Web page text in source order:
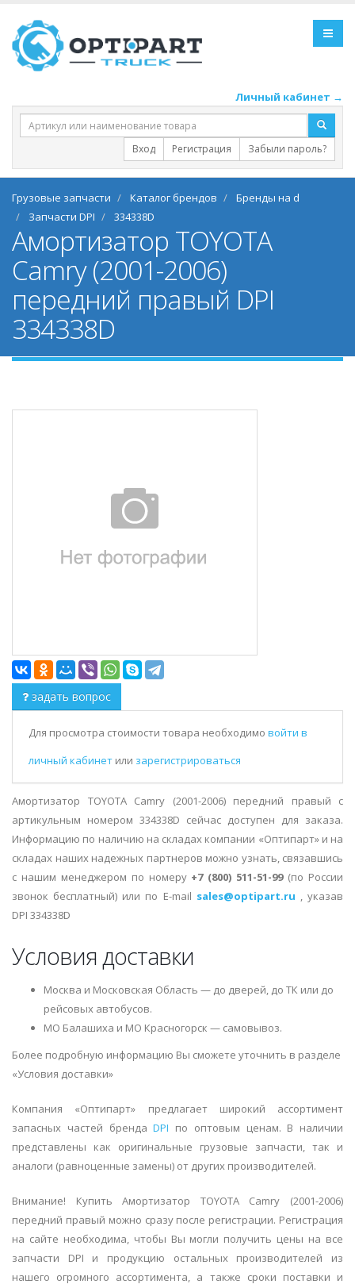
Личный кабинет →
Вход Регистрация Забыли пароль?
Грузовые запчасти Каталог брендов
Бренды на d
Запчасти DPI
334338D
Амортизатор TOYOTA
Camry (2001-2006)
передний правый DPI
334338D
задать вопрос
Для просмотра стоимости товара необходимо войти в
личный кабинет или зарегистрироваться
Амортизатор TOYOTA Camry (2001-2006) передний правый с
артикульным номером 334338D сейчас доступен для заказа.
Информацию по наличию на складах компании «Оптипарт» и на
складах наших надежных партнеров можно узнать, связавшись
с нашим менеджером по номеру +7 (800) 511-51-99(по России
звонок бесплатный) или по E-mail sales@optipart.ru , указав
DPI 334338D
Условия доставки
Москва и Московская Область — до дверей, до ТК или до
рейсовых автобусов.
МО Балашиха и МО Красногорск — самовывоз.
Более подробную информацию Вы сможете уточнить в разделе
«Условия доставки»
Компания «Оптипарт» предлагает широкий ассортимент
запасных частей брендаDPI по оптовым ценам. В наличии
представлены как оригинальные грузовые запчасти, так и
аналоги (равноценные замены) от других производителей.
Внимание! Купить Амортизатор TOYOTA Camry (2001-2006)
передний правый можно сразу после регистрации. Регистрация
на сайте необходима, чтобы Вы могли получить цены на все
запчасти DPI и продукцию остальных производителей из
нашего огромного ассортимента, а также сроки поставки и